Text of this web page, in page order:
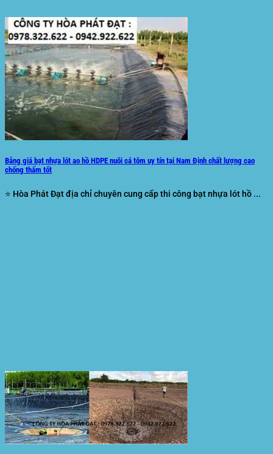
Bảng giá bạt nhựa lót ao hồ HDPE nuôi cá tôm uy tín tại Nam Định chất lượng cao
chống thấm tốt
⭐ Hòa Phát Đạt địa chỉ chuyên cung cấp thi công bạt nhựa lót hồ ...